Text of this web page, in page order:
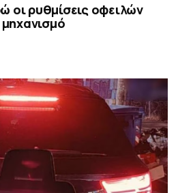
οι ρυθμίσεις οφειλών